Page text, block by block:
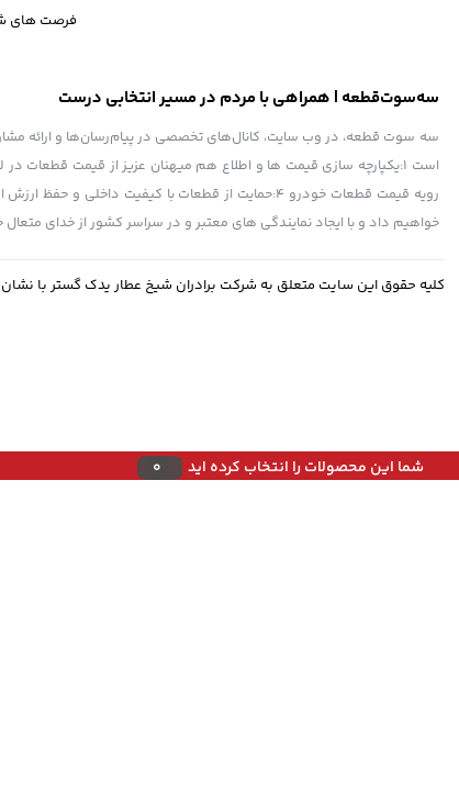
فرصت های
سه‌سوت‌قطعه | همراهی با مردم در مسیر انتخابی درست
سه سوت قطعه، در وب سایت، کانال‌های تخصصی در پیام‌رسان‌ها و ارائه
رویه قیمت قطعات خودرو 4:حمایت از قطعات با
خواهیم داد و با ایجاد نمایندگی های معتبر و در سراسر کشور از خدای
کلیه حقوق این سایت متعلق به شرکت برادران شیخ عطار یدک گستر با
شما این محصولات را انتخاب کرده اید 0